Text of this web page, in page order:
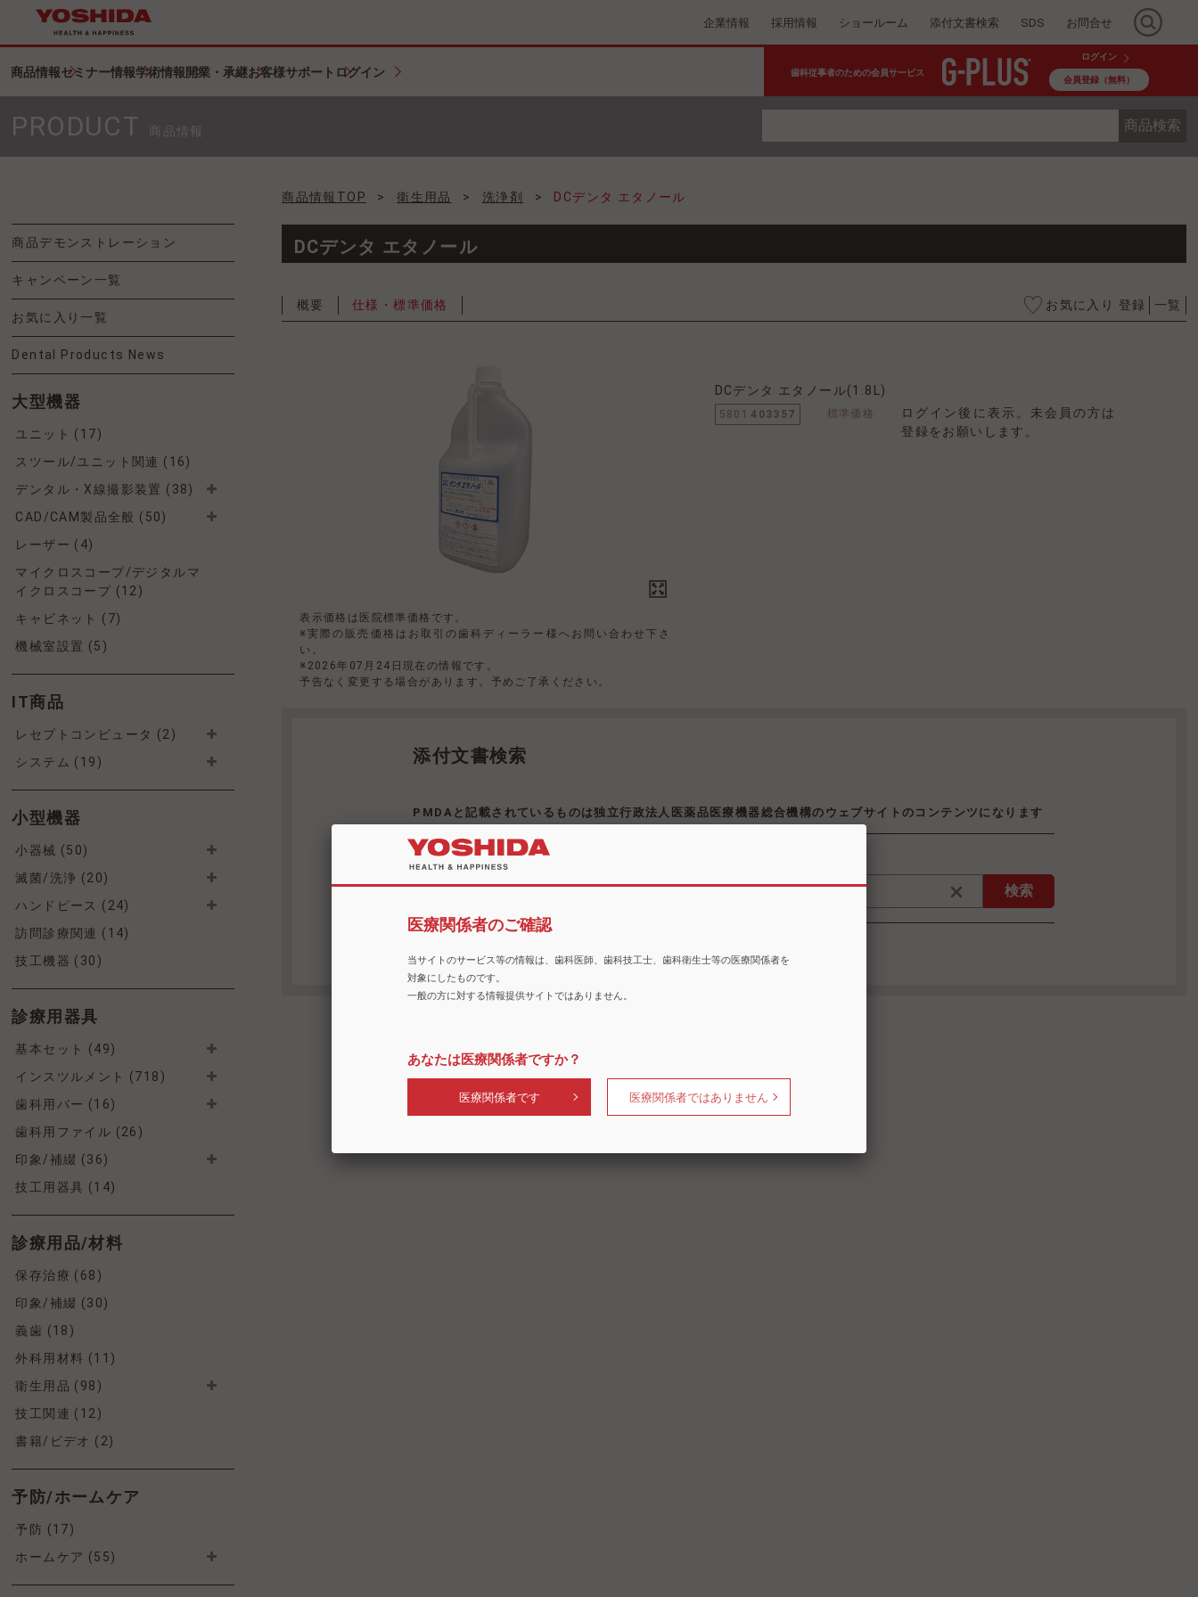
企業情報 採用情報 ショールーム 添付文書検索 SDS お問合せ
商品情報セミナー情報学術情報開業・承継お客様サポート ログイン 歯科従事者のための会員サービス
ログイン
会員登録（無料）
PRODUCT 商品情報 商品検索
商品デモンストレーション
キャンペーン一覧
お気に入り一覧
Dental Products News
大型機器
ユニット (17)
スツール/ユニット関連 (16)
デンタル・X線撮影装置 (38)
CAD/CAM製品全般 (50)
レーザー (4)
マイクロスコープ/デジタルマ
イクロスコープ (12)
キャビネット (7)
機械室設置 (5)
IT商品
レセプトコンピュータ (2)
システム (19)
小型機器
小器械 (50)
滅菌/洗浄 (20)
ハンドピース (24)
訪問診療関連 (14)
技工機器 (30)
診療用器具
基本セット (49)
インスツルメント (718)
歯科用バー (16)
歯科用ファイル (26)
印象/補綴 (36)
技工用器具 (14)
診療用品/材料
保存治療 (68)
印象/補綴 (30)
義歯 (18)
外科用材料 (11)
衛生用品 (98)
技工関連 (12)
書籍/ビデオ (2)
予防/ホームケア
予防 (17)
ホームケア (55)
商品情報TOP > 衛生用品 > 洗浄剤 > DCデンタ エタノール
DCデンタ エタノール
概要 仕様・標準価格 お気に入り 登録 一覧
表示価格は医院標準価格です。
※実際の販売価格はお取引の歯科ディーラー様へお問い合わせ下さ
い。
※2026年07月24日現在の情報です。
予告なく変更する場合があります。予めご了承ください。
DCデンタ エタノール(1.8L)
5801 403357 標準価格
ログイン後に表示。未会員の方は
登録をお願いします。
添付文書検索
PMDAと記載されているものは独立行政法人医薬品医療機器総合機構のウェブサイトのコンテンツになります
添付文書検索
検索
医療関係者のご確認
当サイトのサービス等の情報は、歯科医師、歯科技工士、歯科衛生士等の医療関係者を
対象にしたものです。
一般の方に対する情報提供サイトではありません。
あなたは医療関係者ですか？
医療関係者です 医療関係者ではありません